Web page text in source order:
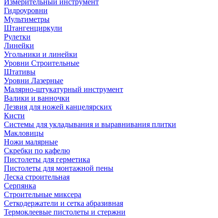
Измерительный инструмент
Гидроуровни
Мультиметры
Штангенциркули
Рулетки
Линейки
Угольники и линейки
Уровни Строительные
Штативы
Уровни Лазерные
Малярно-штукатурный инструмент
Валики и ванночки
Лезвия для ножей канцелярских
Кисти
Системы для укладывания и выравнивания плитки
Макловицы
Ножи малярные
Скребки по кафелю
Пистолеты для герметика
Пистолеты для монтажной пены
Леска строительная
Серпянка
Строительные миксера
Сеткодержатели и сетка абразивная
Термоклеевые пистолеты и стержни